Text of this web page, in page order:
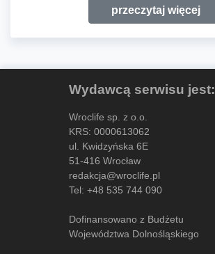
przeczytaj więcej
Wydawcą serwisu jest:
Wroclife sp. z o.o.
KRS: 0000613062
ul. Kwidzyńska 6E
51-416 Wrocław
redakcja@wroclife.pl
Tel: +48 535 744 090
Dofinansowano z Budżetu
Województwa Dolnośląskiego